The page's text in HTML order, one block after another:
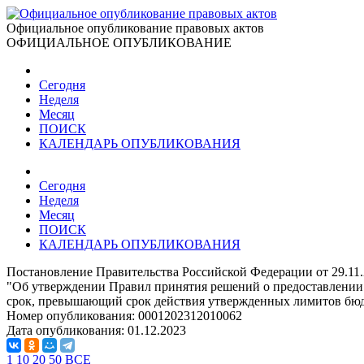
Официальное опубликование правовых актов
ОФИЦИАЛЬНОЕ ОПУБЛИКОВАНИЕ
Сегодня
Неделя
Месяц
ПОИСК
КАЛЕНДАРЬ ОПУБЛИКОВАНИЯ
Сегодня
Неделя
Месяц
ПОИСК
КАЛЕНДАРЬ ОПУБЛИКОВАНИЯ
Постановление Правительства Российской Федерации от
"Об утверждении Правил принятия решений о предоставлении
срок, превышающий срок действия утвержденных лимитов
Номер опубликования: 0001202312010062
Дата опубликования: 01.12.2023
1 10 20 50 ВСЕ